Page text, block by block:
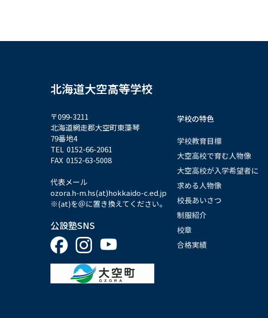
北海道大空高等学校
〒099-3211
北海道網走郡大空町東藻琴
79番地4
TEL 0152-66-2061
FAX 0152-63-5008
代表メール
ozora.h-m.hs(at)hokkaido-c.ed.jp
※(at)を＠に置き換えてください。
公設塾SNS
学校の特色
学校教育目標
大空高校で育む人物像
大空高校が入学希望者に
求める人物像
校長あいさつ
制服紹介
校章
合格実績